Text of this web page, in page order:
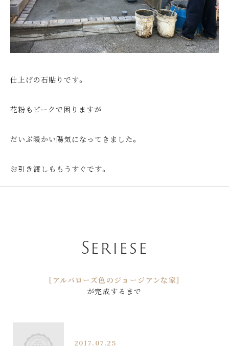
仕上げの石貼りです。
花粉もピークで困りますが
だいぶ暖かい陽気になってきました。
お引き渡しももうすぐです。
Seriese
［アルバローズ色のジョージアンな家］
が完成するまで
2017.07.25